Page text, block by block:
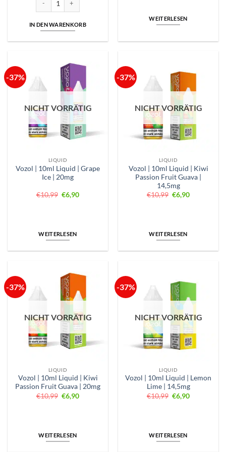
IN DEN WARENKORB
WEITERLESEN
-37%
NICHT VORRÄTIG
LIQUID
Vozol | 10ml Liquid | Grape
Ice | 20mg
€10,99 Ursprünglicher
Preis
€6,90Aktueller
WEITERLESEN
-37%
NICHT VORRÄTIG
LIQUID
Vozol | 10ml Liquid | Kiwi
Passion Fruit Guava |
14,5mg
€10,99 Ursprünglicher
Preis
€6,90Aktueller
WEITERLESEN
-37%
NICHT VORRÄTIG
LIQUID
Vozol | 10ml Liquid | Kiwi
Passion Fruit Guava | 20mg
€10,99 Ursprünglicher
Preis
€6,90Aktueller
WEITERLESEN
-37%
NICHT VORRÄTIG
LIQUID
Vozol | 10ml Liquid | Lemon
Lime | 14,5mg
€10,99 Ursprünglicher
Preis
€6,90Aktueller
WEITERLESEN